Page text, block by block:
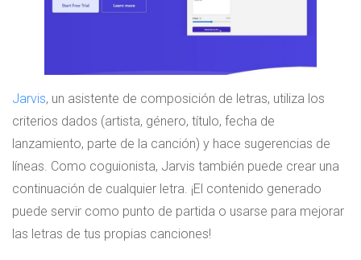
Jarvis, un asistente de composición de letras, utiliza los
criterios dados (artista, género, título, fecha de
lanzamiento, parte de la canción) y hace sugerencias de
líneas. Como coguionista, Jarvis también puede crear una
continuación de cualquier letra. ¡El contenido generado
puede servir como punto de partida o usarse para mejorar
las letras de tus propias canciones!